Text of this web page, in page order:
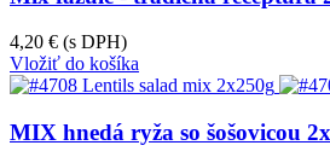
4,20 € (s DPH)
Vložiť do košíka
MIX hnedá ryža so šošovicou